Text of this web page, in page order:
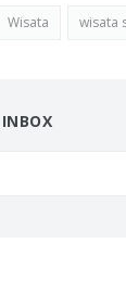
Wisata wisata